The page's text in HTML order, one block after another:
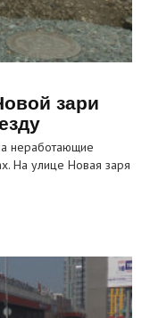
зари
неработающие
На улице Новая заря